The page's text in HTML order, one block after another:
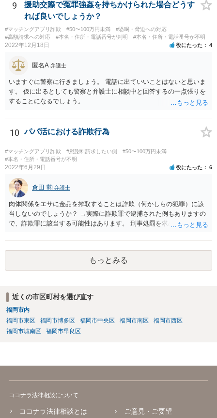
9
援助交際で冤罪強姦を持ちかけられた場合どうす
れば良いでしょうか？
#マッチングアプリ詐欺 #50〜100万円未満
#恐喝・脅迫への対応
#高額請求への対応
#本名・住所・電話番号が判明 #本名・住所・電話番号が不明
2022年12月18日 役にたった 4
匿名A 弁護士
いますぐに警察に行きましょう。 電話に出ていいことはないと思いま
す。 仮に出るとしても警察と弁護士に相談中と回答するの一点張りを
することになるでしょう。
10 パパ活における詐欺行為
#マッチングアプリ詐欺 #慰謝料請求したい側
#50〜100万円未満
#本名・住所・電話番号が不明
2022年6月29日 役にたった 6
倉田 勲 弁護士
肉体関係をエサに金品を搾取することは詐欺（何かしらの犯罪）に該
当しないのでしょうか？ →実際に詐欺罪で逮捕された例もありますの
で、詐欺罪に該当する可能性はあります。 刑事処罰を求めたいという
もっとみる
近くの市区町村を選び直す
福岡市内
福岡市東区
福岡市博多区 福岡市中央区 福岡市南区
福岡市西区
福岡市城南区
福岡市早良区
ココナラ法律相談について
ココナラ法律相談とは ご意見・ご要望